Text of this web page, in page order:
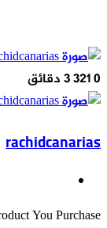
0
3 دقائق
rachidcanarias
You Purchase